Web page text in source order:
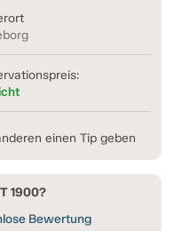
einen Tip geben
1900?
Bewertung